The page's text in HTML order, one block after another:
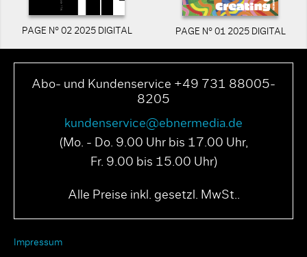
PAGE N° 02 2025 DIGITAL PAGE N° 01 2025 DIGITAL
Abo- und Kundenservice +49 731 88005-
8205
kundenservice@ebnermedia.de
(Mo. - Do. 9.00 Uhr bis 17.00 Uhr,
Fr. 9.00 bis 15.00 Uhr)
Alle Preise inkl. gesetzl. MwSt..
Impressum